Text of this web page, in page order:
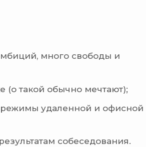
много свободы и
такой обычно мечтают);
удаленной и офисной
собеседования.